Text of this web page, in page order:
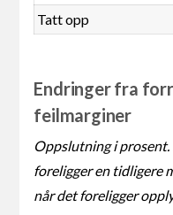
Tatt opp
Endringer fra
feilmarginer
Oppslutning i
foreligger en tidligere
når det foreligger